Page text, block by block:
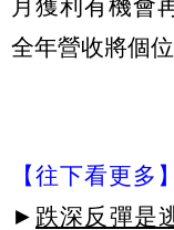
月獲利有機會
全年營收將個
【往下看更多】
► 跌深反彈是